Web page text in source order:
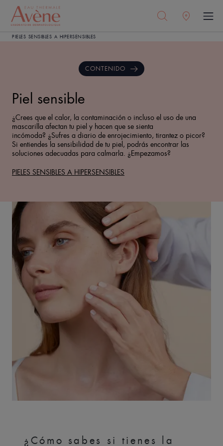
PIELES SENSIBLES A HIPERSENSIBLES
CONTENIDO
Piel sensible
¿Crees que el calor, la contaminación o incluso el uso de una
mascarilla afectan tu piel y hacen que se sienta
incómoda? ¿Sufres a diario de enrojecimiento, tirantez o picor?
Si entiendes la sensibilidad de tu piel, podrás encontrar las
soluciones adecuadas para calmarla. ¿Empezamos?
PIELES SENSIBLES A HIPERSENSIBLES
¿Cómo sabes si tienes la